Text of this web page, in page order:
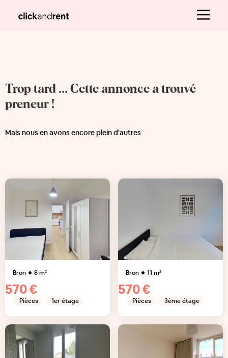
Trop tard ... Cette annonce a trouvé
preneur !
Mais nous en avons encore plein d'autres
Bron 8m²
570 €
Pièces 1er étage
Bron 11 m²
570 €
Pièces 3ème étage